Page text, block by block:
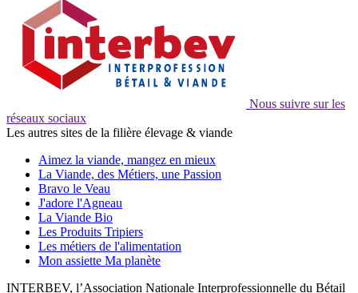
Nous suivre sur les
réseaux sociaux
Les autres sites de la filière élevage & viande
Aimez la viande, mangez en mieux
La Viande, des Métiers, une Passion
Bravo le Veau
J'adore l'Agneau
La Viande Bio
Les Produits Tripiers
Les métiers de l'alimentation
Mon assiette Ma planète
INTERBEV, l’Association Nationale Interprofessionnelle du Bétail